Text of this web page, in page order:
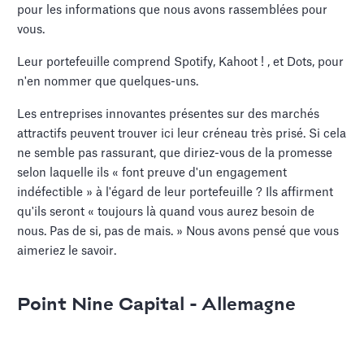
pour les informations que nous avons rassemblées pour
vous.
Leur portefeuille comprend Spotify, Kahoot ! , et Dots, pour
n'en nommer que quelques-uns.
Les entreprises innovantes présentes sur des marchés
attractifs peuvent trouver ici leur créneau très prisé. Si cela
ne semble pas rassurant, que diriez-vous de la promesse
selon laquelle ils « font preuve d'un engagement
indéfectible » à l'égard de leur portefeuille ? Ils affirment
qu'ils seront « toujours là quand vous aurez besoin de
nous. Pas de si, pas de mais. » Nous avons pensé que vous
aimeriez le savoir.
Point Nine Capital - Allemagne